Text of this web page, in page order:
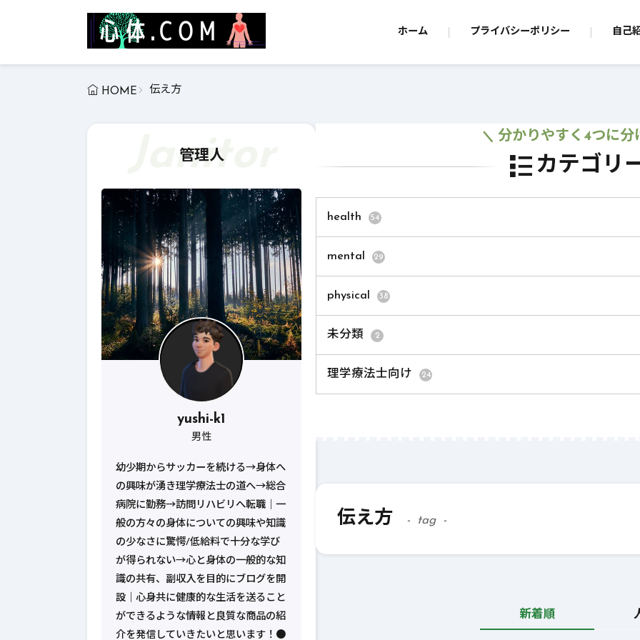
ホーム プライバシーポリシー 自己
HOME 伝え方
管理人
Janitor
yushi-k1
男性
幼少期からサッカーを続ける→身体へ
の興味が湧き理学療法士の道へ→総合
病院に勤務→訪問リハビリへ転職｜一
般の方々の身体についての興味や知識
の少なさに驚愕/低給料で十分な学び
が得られない→心と身体の一般的な知
識の共有、副収入を目的にブログを開
設｜心身共に健康的な生活を送ること
ができるような情報と良質な商品の紹
介を発信していきたいと思います！●
カテゴリ
分かりやすく4つに分
health 54
mental 29
physical 38
未分類 2
理学療法士向け 24
伝え方 tag
新着順